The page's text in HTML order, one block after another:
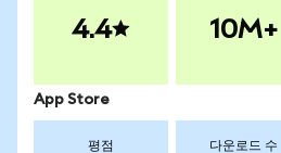
4.4 10M+
App Store
평점 다운로드 수